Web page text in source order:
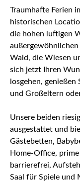
Traumhafte Ferien
historischen
die hohen luftigen
Wald, die Wiesen
sich jetzt Ihren
losgehen,
und Großeltern
Unsere beiden
ausgestattet und
Gästebetten,
Home-Office,
barrierefrei,
Saal für Spiele und